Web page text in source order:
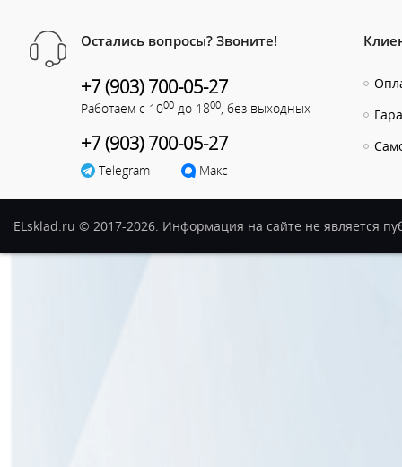
Остались вопросы? Звоните!
+7 (903) 700-05-27
Работаем с 1000 до 1800, без выходных
+7 (903) 700-05-27
Telegram Макс
ELsklad.ru © 2017-2026. Информация на сайте не является